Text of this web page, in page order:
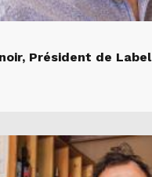
Président de